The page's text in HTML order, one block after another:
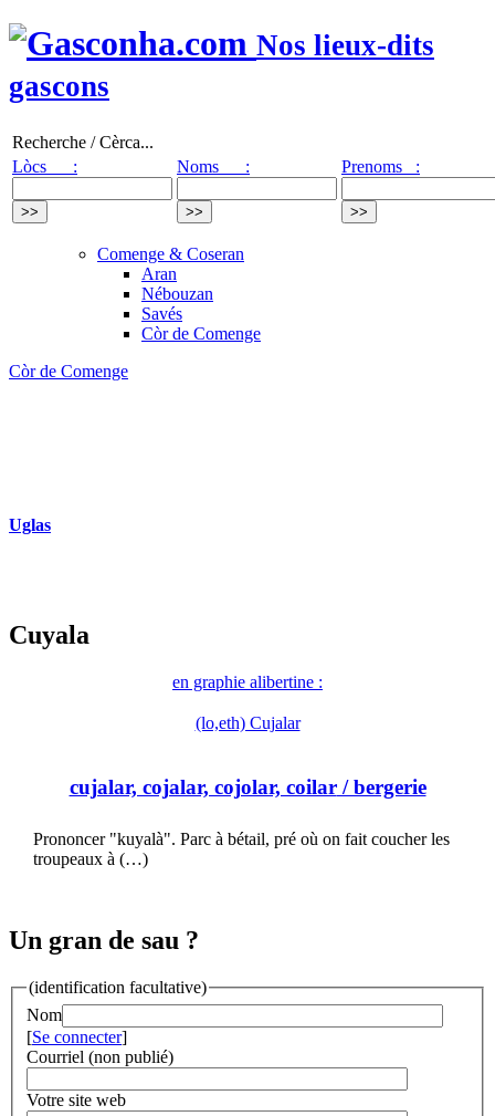
Nos lieux-dits
gascons
Recherche / Cèrca...
Lòcs :
Noms : Prenoms :
Comenge & Coseran
Aran
Nébouzan
Savés
Còr de Comenge
Còr de Comenge
Uglas
Cuyala
en graphie alibertine :
(lo,eth) Cujalar
cujalar, cojalar, cojolar, coilar/ bergerie
Prononcer "kuyalà". Parc à bétail, pré où on fait coucher les
troupeaux à (…)
Un gran de sau ?
(identification facultative)
Nom
[Se connecter]
Courriel (non publié)
Votre site web